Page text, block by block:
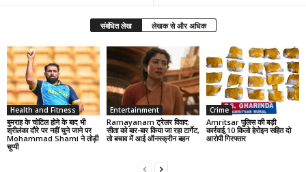
संबंधित लेख लेखक से और अधिक
Health and Fitness
बुमराह के चोटिल होने के बाद भी
श्रीलंका दौरे पर नहीं चुने जाने पर
Mohammad Shami ने तोड़ी
चुप्पी
Entertainment
Ramayanam ट्रेलर विवाद:
सीता को बार-बार किया जा रहा टार्गेट,
तो बचाव में आई ऑनस्क्रीन बहन
Crime
Amritsar पुलिस की बड़ी
कार्रवाई,10 किलो हेरोइन सहित दो
आरोपी गिरफ्तार